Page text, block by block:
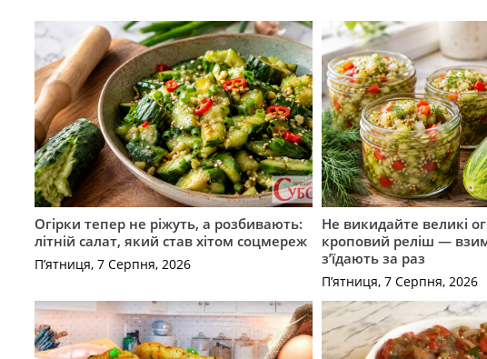
Огірки тепер не ріжуть, а розбивають:
літній салат, який став хітом соцмереж
П’ятниця, 7 Серпня, 2026
Не викидайте великі
кроповий реліш —
з’їдають за раз
П’ятниця, 7 Серпня, 2026